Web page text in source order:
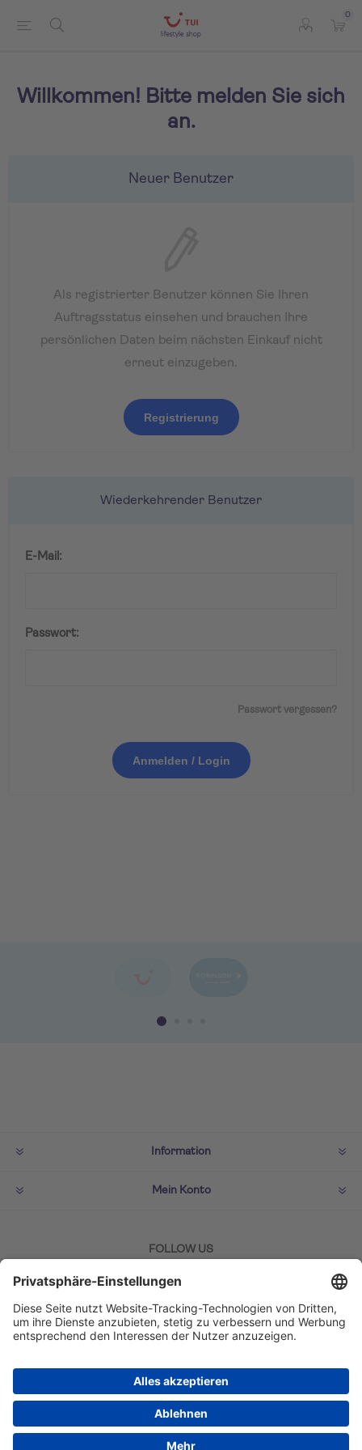
0
Willkommen! Bitte melden Sie sich
an.
Neuer Benutzer
Als registrierter Benutzer können Sie Ihren
Auftragsstatus einsehen und brauchen Ihre
persönlichen Daten beim nächsten Einkauf nicht
erneut einzugeben.
Registrierung
Wiederkehrender Benutzer
E-Mail:
Passwort:
Passwort vergessen?
Anmelden / Login
Information
Mein Konto
FOLLOW US
ZAHLMETHODEN
Copyright © 2026 TUI Lifestyle Shop. Alle Rechte